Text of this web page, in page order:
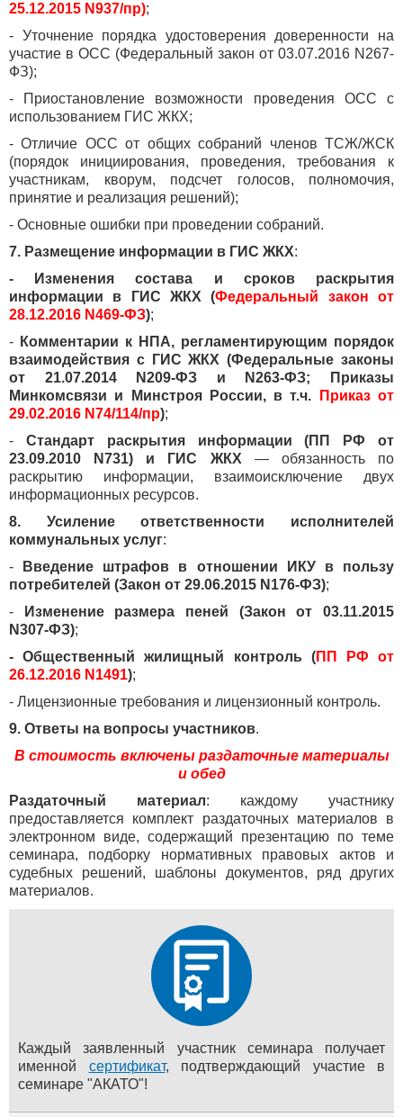
25.12.2015 N937/пр);
- Уточнение порядка удостоверения доверенности на
участие в ОСС (Федеральный закон от 03.07.2016 N267-
ФЗ);
- Приостановление возможности проведения ОСС с
использованием ГИС ЖКХ;
- Отличие ОСС от общих собраний членов ТСЖ/ЖСК
(порядок инициирования, проведения, требования к
участникам, кворум, подсчет голосов, полномочия,
принятие и реализация решений);
- Основные ошибки при проведении собраний.
7. Размещение информации в ГИС ЖКХ:
- Изменения состава и сроков раскрытия
информации в ГИС ЖКХ (Федеральный закон от
28.12.2016 N469-ФЗ);
- Комментарии к НПА, регламентирующим порядок
взаимодействия с ГИС ЖКХ (Федеральные законы
от 21.07.2014 N209-ФЗ и N263-ФЗ; Приказы
Минкомсвязи и Минстроя России, в т.ч.
Приказ от
29.02.2016 N74/114/пр);
- Стандарт раскрытия информации (ПП РФ от
23.09.2010 N731) и ГИС ЖКХ — обязанность по
раскрытию информации, взаимоисключение двух
информационных ресурсов.
8. Усиление ответственности исполнителей
коммунальных услуг:
- Введение штрафов в отношении ИКУ в пользу
потребителей (Закон от 29.06.2015 N176-ФЗ);
- Изменение размера пеней (Закон от 03.11.2015
N307-ФЗ);
- Общественный жилищный контроль (ПП РФ от
26.12.2016 N1491);
- Лицензионные требования и лицензионный контроль.
9. Ответы на вопросы участников.
В стоимость включены раздаточные материалы
и обед
Раздаточный материал: каждому участнику
предоставляется комплект раздаточных материалов в
электронном виде, содержащий презентацию по теме
семинара, подборку нормативных правовых актов и
судебных решений, шаблоны документов, ряд других
материалов.
Каждый заявленный участник семинара получает
именной сертификат, подтверждающий участие в
семинаре "АКАТО"!